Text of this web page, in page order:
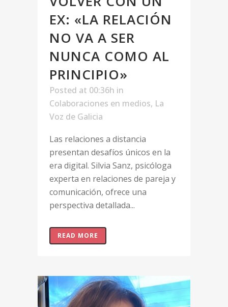
EX: «LA RELACIÓN
NO VA A SER
NUNCA COMO AL
PRINCIPIO»
Posted at 00:36h in
Colaboraciones en medios, La
Voz de Galicia
Las relaciones a distancia
presentan desafíos únicos en la
era digital. Silvia Sanz, psicóloga
experta en relaciones de pareja y
comunicación, ofrece una
perspectiva detallada...
READ MORE